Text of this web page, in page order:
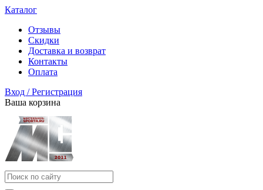
Каталог
Отзывы
Скидки
Доставка и возврат
Контакты
Оплата
Вход / Регистрация
Ваша корзина